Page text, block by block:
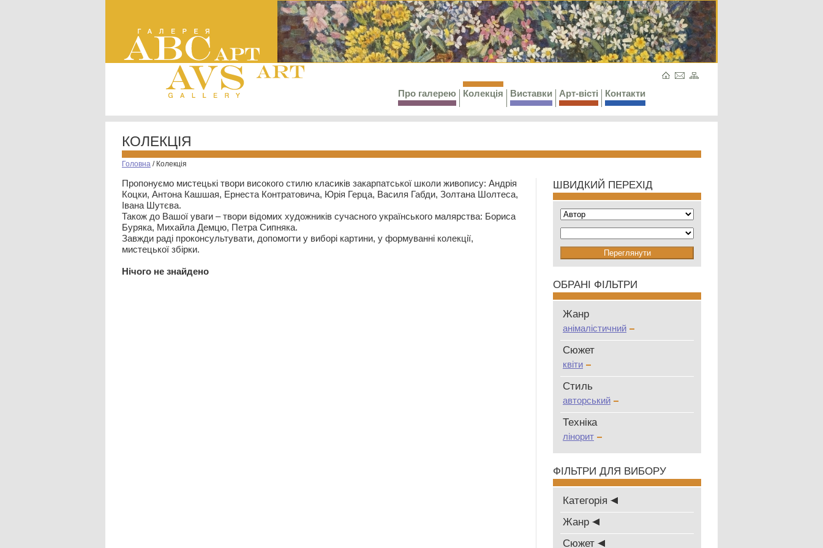
Про галерею Колекція Виставки Арт-вісті Контакти
КОЛЕКЦІЯ
Головна / Колекція
Пропонуємо мистецькі твори високого стилю класиків закарпатської школи живопису: Андрія
Коцки, Антона Кашшая, Ернеста Контратовича, Юрія Герца, Василя Габди, Золтана Шолтеса,
Івана Шутєва.
Також до Вашої уваги – твори відомих художників сучасного українського малярства: Бориса
Буряка, Михайла Демцю, Петра Сипняка.
Завжди раді проконсультувати, допомогти у виборі картини, у формуванні колекції,
мистецької збірки.
Нiчого не знайдено
ШВИДКИЙ ПЕРЕХІД
ОБРАНІ ФІЛЬТРИ
Жанр
анімалістичний
Сюжет
квіти
Стиль
авторський
Техніка
лінорит
ФІЛЬТРИ ДЛЯ ВИБОРУ
Категорія
Жанр
Сюжет